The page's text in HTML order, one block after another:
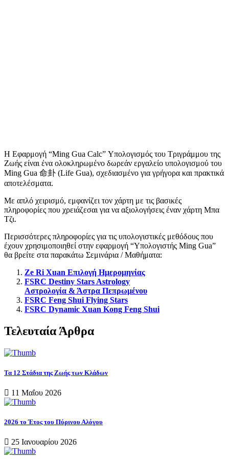
Η Εφαρμογή “Ming Gua Calc” Υπολογισμός του Τριγράμμου της
Ζωής είναι ένα ολοκληρωμένο δωρεάν εργαλείο υπολογισμού του
Ming Gua 命卦 (Life Gua), σχεδιασμένο για γρήγορα και πρακτικά
αποτελέσματα.
Με απλό χειρισμό, εμφανίζει τον χάρτη με τις βασικές
πληροφορίες που χρειάζεσαι για να αξιολογήσεις έναν χάρτη Μπα
Τζι.
Περισσότερες πληροφορίες για τις υπολογιστικές μεθόδους που
έχουν χρησιμοποιηθεί στην εφαρμογή “Υπολογιστής Ming Gua”
θα βρείτε στα παρακάτω Σεμινάρια / Μαθήματα:
Ze Ri Xuan Επιλογή Ημερομηνίας
FSRC Destiny Stars Astrology
Αστρολογία & Άστρα Πεπρωμένου
FSRC Feng Shui Flying Stars
FSRC Dynamic Xuan Kong Feng Shui
Τελευταία Άρθρα
Τα 12 Στάδια της Ζωής των Κλάδων
11 Μαΐου 2026
2026 το Έτος του Πύρινου Αλόγου
25 Ιανουαρίου 2026